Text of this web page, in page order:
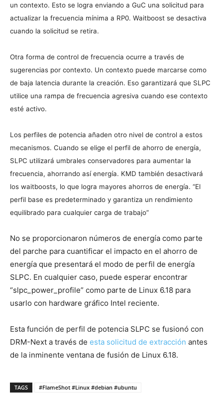
un contexto. Esto se logra enviando a GuC una solicitud para
actualizar la frecuencia mínima a RP0. Waitboost se desactiva
cuando la solicitud se retira.
Otra forma de control de frecuencia ocurre a través de
sugerencias por contexto. Un contexto puede marcarse como
de baja latencia durante la creación. Eso garantizará que SLPC
utilice una rampa de frecuencia agresiva cuando ese contexto
esté activo.
Los perfiles de potencia añaden otro nivel de control a estos
mecanismos. Cuando se elige el perfil de ahorro de energía,
SLPC utilizará umbrales conservadores para aumentar la
frecuencia, ahorrando así energía. KMD también desactivará
los waitboosts, lo que logra mayores ahorros de energía. “El
perfil base es predeterminado y garantiza un rendimiento
equilibrado para cualquier carga de trabajo”
No se proporcionaron números de energía como parte
del parche para cuantificar el impacto en el ahorro de
energía que presentará el modo de perfil de energía
SLPC. En cualquier caso, puede esperar encontrar
“slpc_power_profile” como parte de Linux 6.18 para
usarlo con hardware gráfico Intel reciente.
Esta función de perfil de potencia SLPC se fusionó con
DRM-Next a través de esta solicitud de extracción antes
de la inminente ventana de fusión de Linux 6.18.
TAGS #FlameShot #Linux #debian #ubuntu